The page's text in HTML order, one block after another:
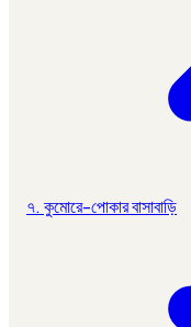
৭. কুমোরে-পোকার বাসাবাড়ি